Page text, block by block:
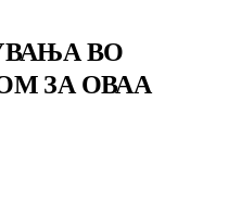
ВО
ЗА ОВАА